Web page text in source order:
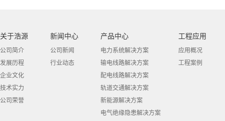
关于浩源
公司简介
发展历程
企业文化
技术实力
公司荣誉
新闻中心
公司新闻
行业动态
产品中心
电力系统解决方案
输电线路解决方案
配电线路解决方案
轨道交通解决方案
新能源解决方案
电气绝缘隐患解决方案
工程应用
应用概况
工程案例